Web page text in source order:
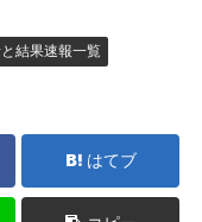
結果速報一覧
はてブ